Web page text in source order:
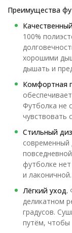
Преимущества
100%
хорошими
дышать и
Комфортная
Футболка не
чувствовать
Стильный
современный
футболке
и лаконичной.
Лёгкий уход.
деликатном
градусов.
путём, чтобы